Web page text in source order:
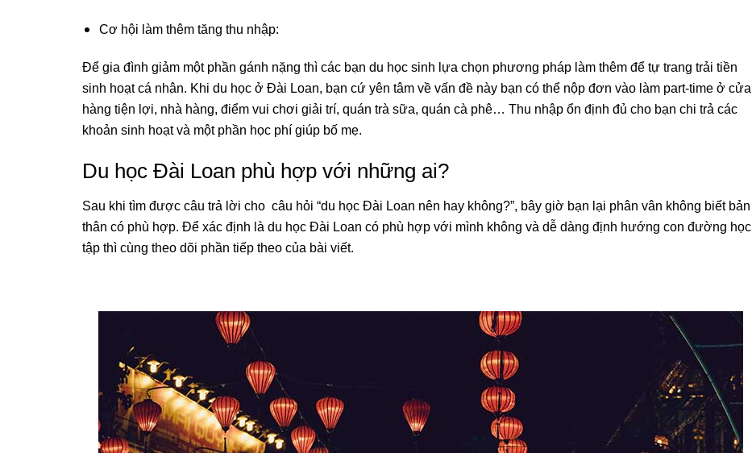
Cơ hội làm thêm tăng thu nhập:
Để gia đình giảm một phần gánh nặng thì các bạn du học sinh lựa chọn phương pháp làm thêm để tự trang trải tiền
sinh hoạt cá nhân. Khi du học ở Đài Loan, bạn cứ yên tâm về vấn đề này bạn có thể nộp đơn vào làm part-time ở cửa
hàng tiện lợi, nhà hàng, điểm vui chơi giải trí, quán trà sữa, quán cà phê… Thu nhập ổn định đủ cho bạn chi trả các
khoản sinh hoạt và một phần học phí giúp bố mẹ.
Du học Đài Loan phù hợp với những ai?
Sau khi tìm được câu trả lời cho câu hỏi “du học Đài Loan nên hay không?”, bây giờ bạn lại phân vân không biết bản
thân có phù hợp. Để xác định là du học Đài Loan có phù hợp với mình không và dễ dàng định hướng con đường học
tập thì cùng theo dõi phần tiếp theo của bài viết.